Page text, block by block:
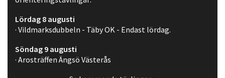
Lördag 8 augusti
· Vildmarksdubbeln - Täby OK - Endast lördag.
Söndag 9 augusti
· Arosträffen Ängsö Västerås